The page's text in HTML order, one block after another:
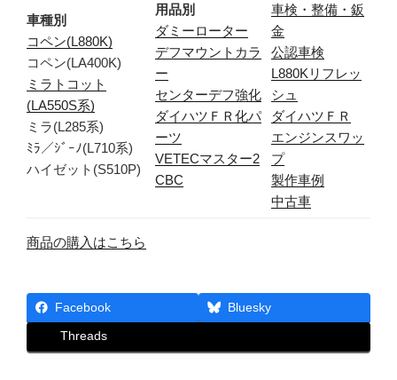
車種別
コペン(L880K)
コペン(LA400K)
ミラトコット
(LA550S系)
ミラ(L285系)
ﾐﾗ／ｼﾞｰﾉ(L710系)
ハイゼット(S510P)
用品別
ダミーローター
デフマウントカラ
ー
センターデフ強化
ダイハツＦＲ化パ
ーツ
VETECマスター2
CBC
車検・整備・鈑
金
公認車検
L880Kリフレッ
シュ
ダイハツＦＲ
エンジンスワッ
プ
製作車例
中古車
商品の購入はこちら
Facebook Bluesky
Threads